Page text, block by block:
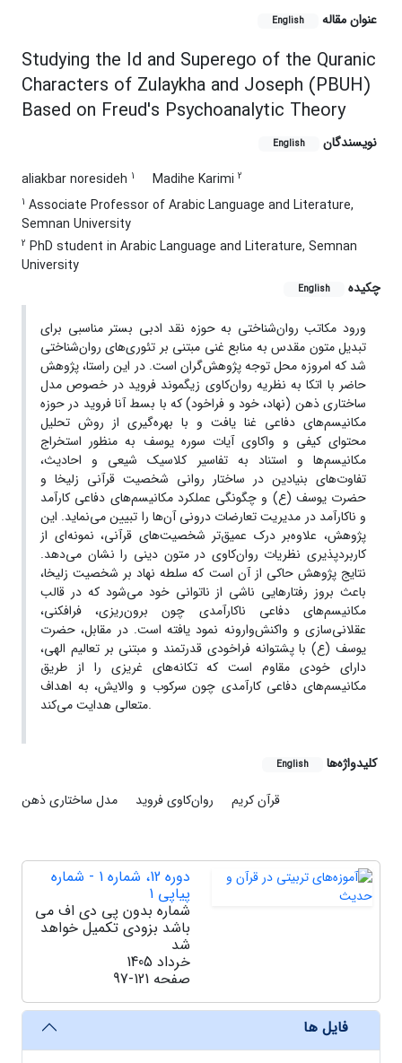
عنوان مقاله English
Studying the Id and Superego of the Quranic
Characters of Zulaykha and Joseph (PBUH)
Based on Freud's Psychoanalytic Theory
نویسندگان English
aliakbar noresideh 1 Madihe Karimi 2
1 Associate Professor of Arabic Language and Literature,
Semnan University
2 PhD student in Arabic Language and Literature, Semnan
University
چکیده
English
ورود مکاتب روان‌شناختی به حوزه نقد ادبی بستر مناسبی برای
تبدیل متون مقدس به منابع غنی مبتنی بر تئوری‌های روان‌شناختی
شد که امروزه محل توجه پژوهش‌گران است. در این راستا، پژوهش
حاضر با اتکا به نظریه روان‌کاوی زیگموند فروید در خصوص مدل
ساختاری ذهن (نهاد، خود و فراخود) که با بسط آنا فروید در حوزه
مکانیسم‌های دفاعی غنا یافت و با بهره‌گیری از روش تحلیل
محتوای کیفی و واکاوی آیات سوره یوسف به منظور استخراج
مکانیسم‌ها و استناد به تفاسیر کلاسیک شیعی و احادیث،
تفاوت‌های بنیادین در ساختار روانی شخصیت قرآنی زلیخا و
حضرت یوسف (ع) و چگونگی عملکرد مکانیسم‌های دفاعی کارآمد
و ناکارآمد در مدیریت تعارضات درونی آن‌ها را تبیین می‌نماید. این
پژوهش، علاوه‌بر درک عمیق‌تر شخصیت‌های قرآنی، نمونه‌ای از
کاربردپذیری نظریات روان‌کاوی در متون دینی را نشان می‌دهد.
نتایج پژوهش حاکی از آن است که سلطه نهاد بر شخصیت زلیخا،
باعث بروز رفتارهایی ناشی از ناتوانی خود می‌شود که در قالب
مکانیسم‌های دفاعی ناکارآمدی چون برون‌ریزی، فرافکنی،
عقلانی‌سازی و واکنش‌وارونه نمود یافته است. در مقابل، حضرت
یوسف (ع) با پشتوانه فراخودی قدرتمند و مبتنی بر تعالیم الهی،
دارای خودی مقاوم است که تکانه‌های غریزی را از طریق
مکانیسم‌های دفاعی کارآمدی چون سرکوب و والایش، به اهداف
متعالی هدایت می‌کند.
کلیدواژه‌ها English
قرآن کریم روان‌کاوی فروید مدل ساختاری ذهن
دوره 12، شماره 1 - شماره
پیاپی 1
شماره بدون پی دی اف می
باشد بزودی تکمیل خواهد
شد
خرداد 1405
صفحه 97-121
فایل ها